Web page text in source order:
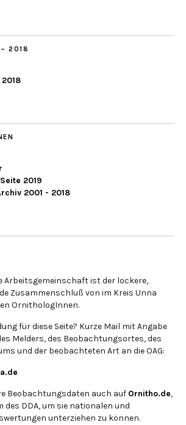
– 2018
2019
2001 - 2018
Arbeitsgemeinschaft ist der lockere,
Zusammenschluß von im Kreis Unna
OrnithologInnen.
für diese Seite? Kurze Mail mit Angabe
Melders, des Beobachtungsortes, des
und der beobachteten Art an die OAG:
Beobachtungsdaten auch auf Ornitho.de,
DDA, um sie nationalen und
unterziehen zu können.